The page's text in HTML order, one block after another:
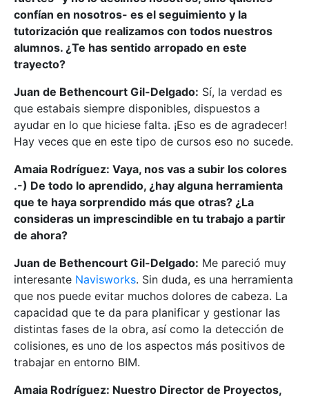
confían en nosotros- es el seguimiento y la
tutorización que realizamos con todos nuestros
alumnos. ¿Te has sentido arropado en este
trayecto?
Juan de Bethencourt Gil-Delgado: Sí, la verdad es
que estabais siempre disponibles, dispuestos a
ayudar en lo que hiciese falta. ¡Eso es de agradecer!
Hay veces que en este tipo de cursos eso no sucede.
Amaia Rodríguez: Vaya, nos vas a subir los colores
.-) De todo lo aprendido, ¿hay alguna herramienta
que te haya sorprendido más que otras? ¿La
consideras un imprescindible en tu trabajo a partir
de ahora?
Juan de Bethencourt Gil-Delgado: Me pareció muy
interesante Navisworks. Sin duda, es una herramienta
que nos puede evitar muchos dolores de cabeza. La
capacidad que te da para planificar y gestionar las
distintas fases de la obra, así como la detección de
colisiones, es uno de los aspectos más positivos de
trabajar en entorno BIM.
Amaia Rodríguez: Nuestro Director de Proyectos,